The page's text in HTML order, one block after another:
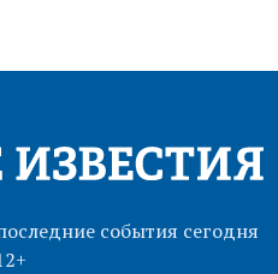
события сегодня